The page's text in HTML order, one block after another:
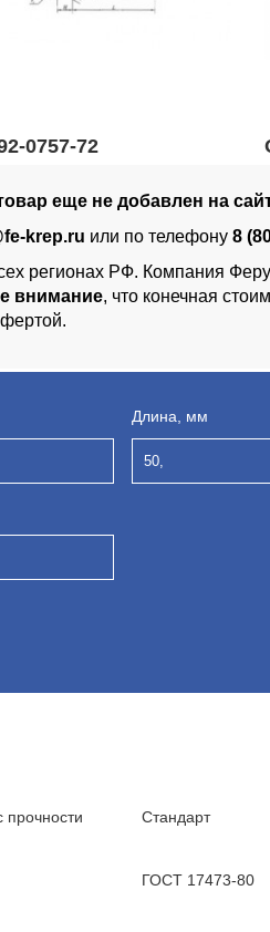
0757-72
еще не добавлен на
krep.ru или по телефону 8
регионах РФ. Компания
внимание, что конечная
Длина, мм
50,
прочности Стандарт
ГОСТ 17473-80